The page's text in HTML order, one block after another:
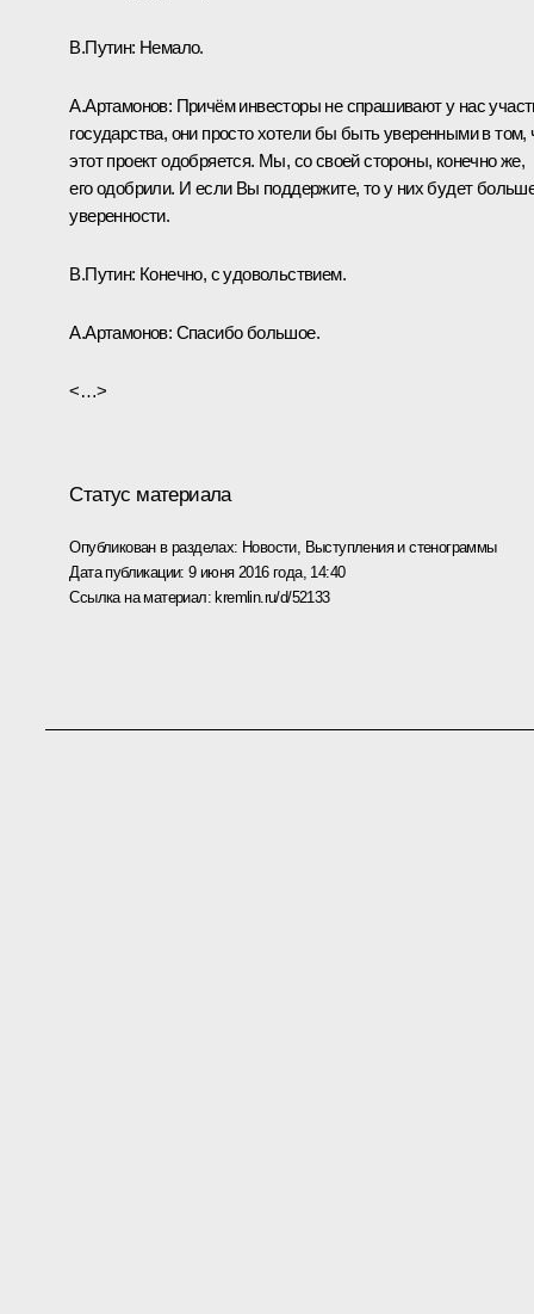
В.Путин: Немало.
А.Артамонов: Причём инвесторы не спрашивают у нас
государства, они просто хотели бы быть уверенными в том,
этот проект одобряется. Мы, со своей стороны, конечно же,
его одобрили. И если Вы поддержите, то у них будет
уверенности.
В.Путин: Конечно, с удовольствием.
А.Артамонов: Спасибо большое.
<…>
Статус материала
Опубликован в разделах: Новости, Выступления и стенограммы
Дата публикации:9 июня 2016 года, 14:40
Ссылка на материал: kremlin.ru/d/52133